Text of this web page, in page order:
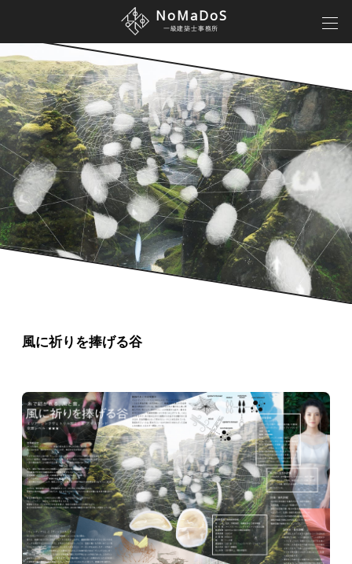
NoMaDoS
一級建築士事務所
風に祈りを捧げる谷